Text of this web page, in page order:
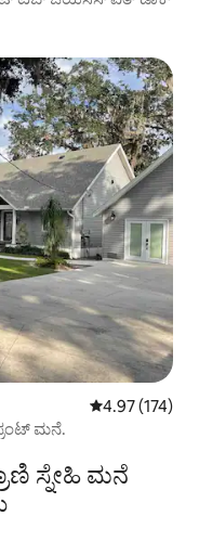
5 ರಲ್ಲಿ 4.97
4.97 (174)
ಮನೆ.
ಸ್ನೇಹಿ ಮನೆ